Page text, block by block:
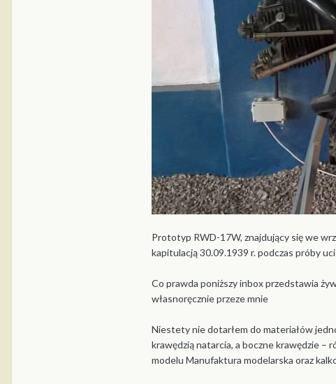
Prototyp RWD-17W, znajdujący się we
kapitulacją 30.09.1939 r. podczas próby
Co prawda poniższy inbox przedstawia
własnoręcznie przeze mnie
Niestety nie dotarłem do materiałów
krawędzią natarcia, a boczne krawędzie –
modelu Manufaktura modelarska oraz